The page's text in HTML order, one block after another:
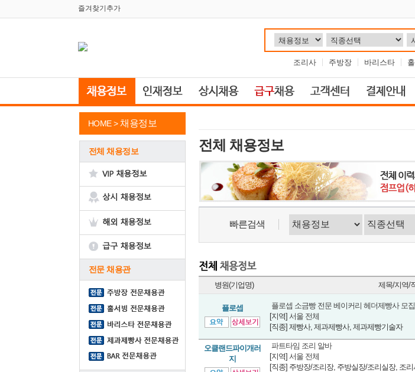
즐겨찾기추가
조리사 주방장 바리스타
HOME > 채용정보
전체 채용정보
전문 채용관
전체 채용정보
빠른검색
병원(기업명) 제목/지역/
플로셉
플로셉 소금빵 전문 베이커리 헤더제빵사 모집
[지역] 서울 전체
[직종] 제빵사, 제과제빵사, 제과제빵기술자
오클랜드파이개러
지
파트타임 조리 알바
[지역] 서울 전체
[직종] 주방장/조리장, 주방실장/조리실장, 조